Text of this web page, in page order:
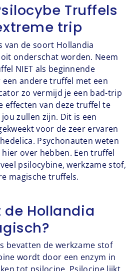
Truffels
trip
van de soort Hollandia
onderschat worden. Neem
NIET als beginnende
andere truffel met een
zo vermijd je een bad-trip
effecten van deze truffel te
zullen zijn. Dit is een
voor de zeer ervaren
Psychonauten weten
over hebben. Een truffel
psilocybine, werkzame stof,
magische truffels.
Hollandia
bevatten de werkzame stof
wordt door een enzym in